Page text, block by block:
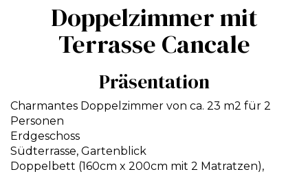
Doppelzimmer mit
Terrasse Cancale
Präsentation
Charmantes Doppelzimmer von ca. 23 m2 für 2
Personen
Erdgeschoss
Südterrasse, Gartenblick
Doppelbett (160cm x 200cm mit 2 Matratzen),